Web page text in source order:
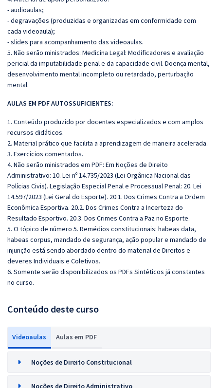
- audioaulas;
- degravações (produzidas e organizadas em conformidade com
cada videoaula);
- slides para acompanhamento das videoaulas.
5. Não serão ministrados: Medicina Legal: Modificadores e avaliação
pericial da imputabilidade penal e da capacidade civil. Doença mental,
desenvolvimento mental incompleto ou retardado, perturbação
mental.
AULAS EM PDF AUTOSSUFICIENTES:
1. Conteúdo produzido por docentes especializados e com amplos
recursos didáticos.
2. Material prático que facilita a aprendizagem de maneira acelerada.
3. Exercícios comentados.
4. Não serão ministrados em PDF: Em Noções de Direito
Administrativo: 10. Lei nº 14.735/2023 (Lei Orgânica Nacional das
Polícias Civis). Legislação Especial Penal e Processual Penal: 20. Lei
14.597/2023 (Lei Geral do Esporte). 20.1. Dos Crimes Contra a Ordem
Econômica Esportiva. 20.2. Dos Crimes Contra a Incerteza do
Resultado Esportivo. 20.3. Dos Crimes Contra a Paz no Esporte.
5. O tópico de número 5. Remédios constitucionais: habeas data,
habeas corpus, mandado de segurança, ação popular e mandado de
injunção está sendo abordado dentro do material de Direitos e
deveres Individuais e Coletivos.
6. Somente serão disponibilizados os PDFs Sintéticos já constantes
no curso.
Conteúdo deste curso
Videoaulas Aulas em PDF
Noções de Direito Constitucional
Noções de Direito Administrativo